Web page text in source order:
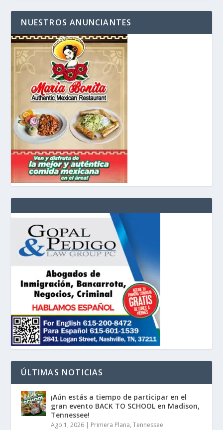
NUESTROS ANUNCIANTES
ÚLTIMAS NOTICIAS
¡Aún estás a tiempo de participar en el
gran evento BACK TO SCHOOL en Madison,
Tennessee!
Ago 1, 2026 | Primera Plana,Tennessee